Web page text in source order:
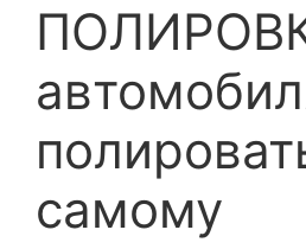
самому